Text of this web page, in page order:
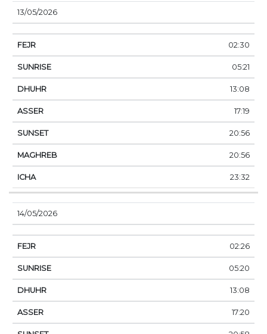
13/05/2026
02:30
05:21
13:08
17:19
20:56
20:56
23:32
14/05/2026
02:26
05:20
13:08
17:20